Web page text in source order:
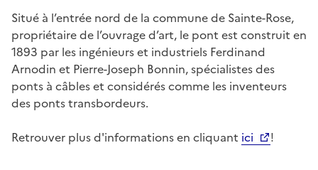
Situé à l’entrée nord de la commune de Sainte-Rose,
propriétaire de l’ouvrage d’art, le pont est construit en
1893 par les ingénieurs et industriels Ferdinand
Arnodin et Pierre-Joseph Bonnin, spécialistes des
ponts à câbles et considérés comme les inventeurs
des ponts transbordeurs.
Retrouver plus d'informations en cliquant ici !